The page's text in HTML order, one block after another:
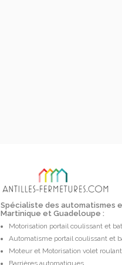
Spécialiste des automatismes
Martinique et Guadeloupe :
Motorisation portail coulissant et
Automatisme portail coulissant et
Moteur et Motorisation volet roulant
Barrières automatiques